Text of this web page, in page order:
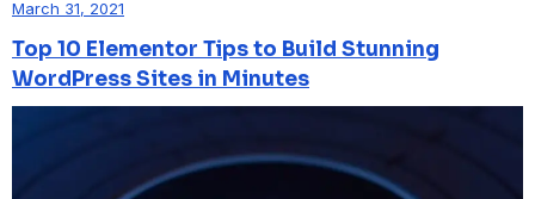
March 31, 2021
Top 10 Elementor Tips to Build Stunning
WordPress Sites in Minutes